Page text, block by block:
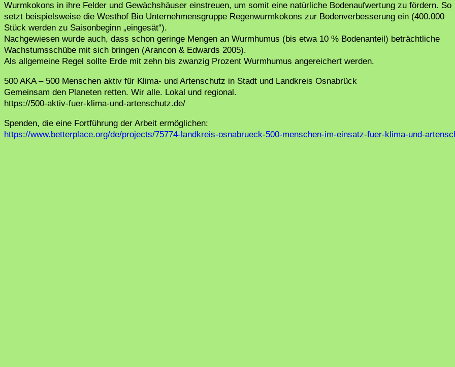
Wurmkokons in ihre Felder und Gewächshäuser einstreuen, um somit eine natürliche Bodenaufwertung zu fördern. So
setzt beispielsweise die Westhof Bio Unternehmensgruppe Regenwurmkokons zur Bodenverbesserung ein (400.000
Stück werden zu Saisonbeginn „eingesät“).
Nachgewiesen wurde auch, dass schon geringe Mengen an Wurmhumus (bis etwa 10 % Bodenanteil) beträchtliche
Wachstumsschübe mit sich bringen (Arancon & Edwards 2005).
Als allgemeine Regel sollte Erde mit zehn bis zwanzig Prozent Wurmhumus angereichert werden.
500 AKA – 500 Menschen aktiv für Klima- und Artenschutz in Stadt und Landkreis Osnabrück
Gemeinsam den Planeten retten. Wir alle. Lokal und regional.
https://500-aktiv-fuer-klima-und-artenschutz.de/
Spenden, die eine Fortführung der Arbeit ermöglichen:
https://www.betterplace.org/de/projects/75774-landkreis-osnabrueck-500-menschen-im-einsatz-fuer-klima-und-